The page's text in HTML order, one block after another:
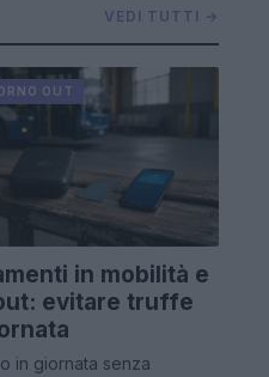
VEDI TUTTI →
OUT
in mobilità e
evitare truffe
in giornata senza